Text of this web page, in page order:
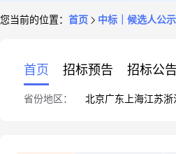
您当前的位置： 首页 中标｜候选人公示
首页 招标预告 招标公告
省份地区： 北京广东 上海江苏浙